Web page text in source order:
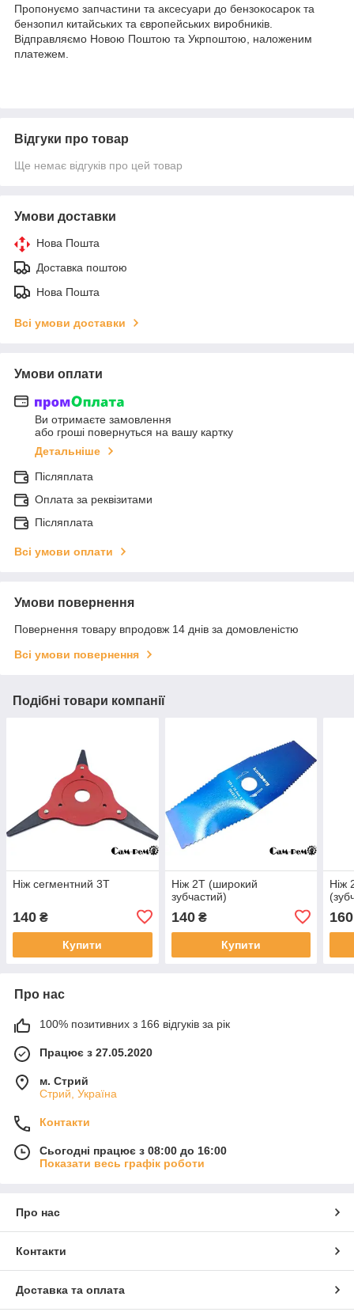
Пропонуємо запчастини та аксесуари до бензокосарок та
бензопил китайських та європейських виробників.
Відправляємо Новою Поштою та Укрпоштою, наложеним
платежем.
Відгуки про товар
Ще немає відгуків про цей товар
Умови доставки
Нова Пошта
Доставка поштою
Нова Пошта
Всі умови доставки
Умови оплати
Ви отримаєте замовлення
або гроші повернуться на вашу картку
Детальніше
Післяплата
Оплата за реквізитами
Післяплата
Всі умови оплати
Умови повернення
Повернення товару впродовж 14 днів за домовленістю
Всі умови повернення
Подібні товари компанії
Ніж сегментний 3Т
140 ₴
Купити
Ніж 2Т (широкий
зубчастий)
140₴
Купити
Ніж
160
Про нас
100% позитивних з 166 відгуків за рік
Працює з 27.05.2020
м. Стрий
Стрий, Україна
Контакти
Сьогодні працює з 08:00 до 16:00
Показати весь графік роботи
Про нас
Контакти
Доставка та оплата